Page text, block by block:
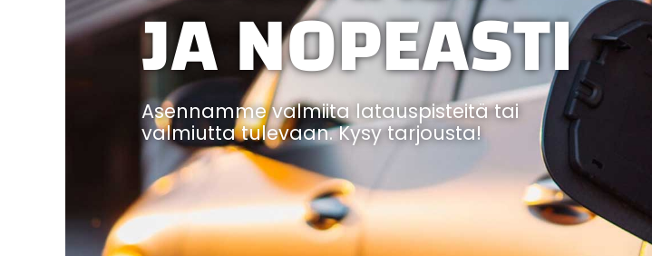
JA NOPEASTI
Asennamme valmiita latauspisteitä tai
valmiutta tulevaan. Kysy tarjousta!